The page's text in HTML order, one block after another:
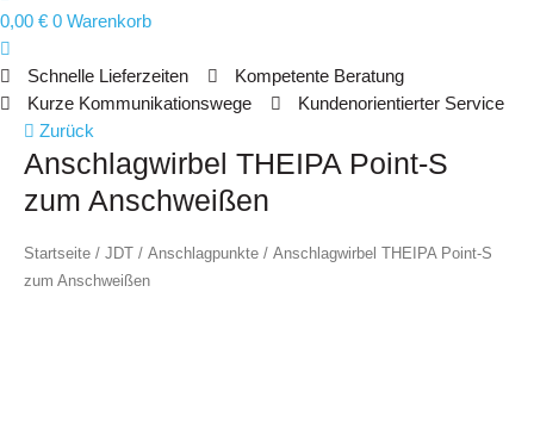
0,00 € 0 Warenkorb
Schnelle Lieferzeiten
Kompetente Beratung
Kurze Kommunikationswege
Kundenorientierter Service
Zurück
Anschlagwirbel THEIPA Point-S
zum Anschweißen
Startseite / JDT / Anschlagpunkte / Anschlagwirbel THEIPA Point-S
zum Anschweißen
Anschlagwirbel
THEIPA
S